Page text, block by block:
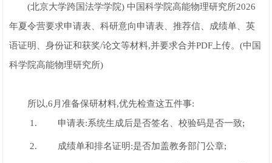
(北京大学跨国法学学院) 中国科学院高能物理研究所2026
年夏令营要求申请表、科研意向申请表、推荐信、成绩单、英
语证明、身份证和获奖/论文等材料,并要求合并PDF上传。(中国
科学院高能物理研究所)
所以,6月准备保研材料,优先检查这五件事:
申请表:系统生成后是否签名、校验码是否一致;
成绩单和排名证明:是否加盖教务部门公章;